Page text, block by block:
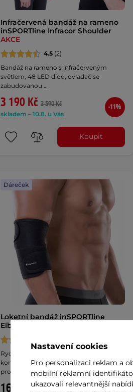
Infračervená bandáž na rameno
inSPORTline Infracor Shoulder
AKCE
4.5 (2)
Bandáž na rameno s infračerveným
světlem, 48 LED diod, ovladač se
zabudovanou …
3 190 Kč 3 590 Kč
skladem – 10.8. u Vás
-11%
Koupit
Dáreček
Loketní bandáž inSPORTline
Elbsup
Rychlá a pohodlná fixace lokte pomocí
kompresního rukávku a dvou
protisměrných …
169 Kč
Nastavení cookies
Pro personalizaci reklam a
mobilní reklamní
ukazovali relevantnější